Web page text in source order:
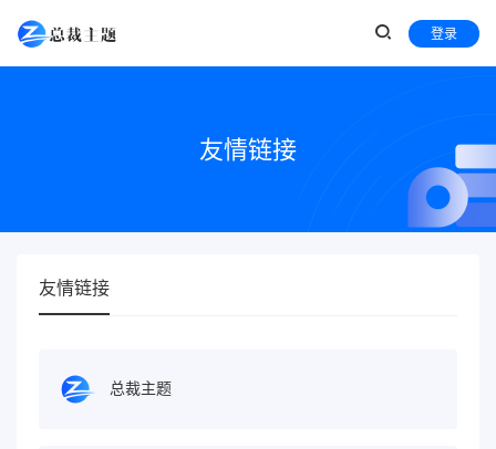
登录
友情链接
友情链接
总裁主题